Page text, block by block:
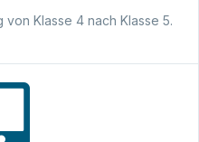
Klasse 4 nach Klasse 5.